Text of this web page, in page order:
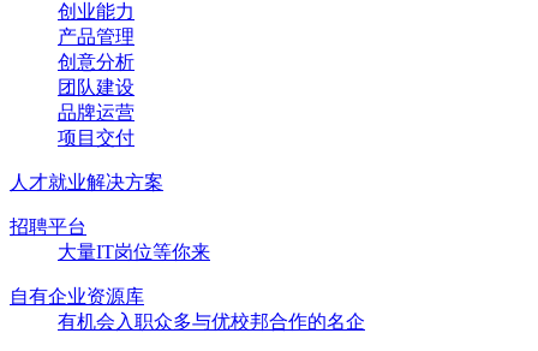
创业能力
产品管理
创意分析
团队建设
品牌运营
项目交付
人才就业解决方案
招聘平台
大量IT岗位等你来
自有企业资源库
有机会入职众多与优校邦合作的名企